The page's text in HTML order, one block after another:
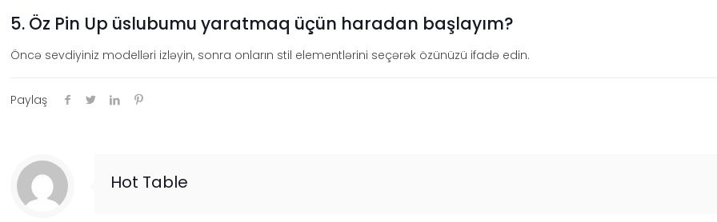
5. Öz Pin Up üslubumu yaratmaq üçün haradan başlayım?
Öncə sevdiyiniz modelləri izləyin, sonra onların stil elementlərini seçərək özünüzü ifadə edin.
Paylaş
Hot Table